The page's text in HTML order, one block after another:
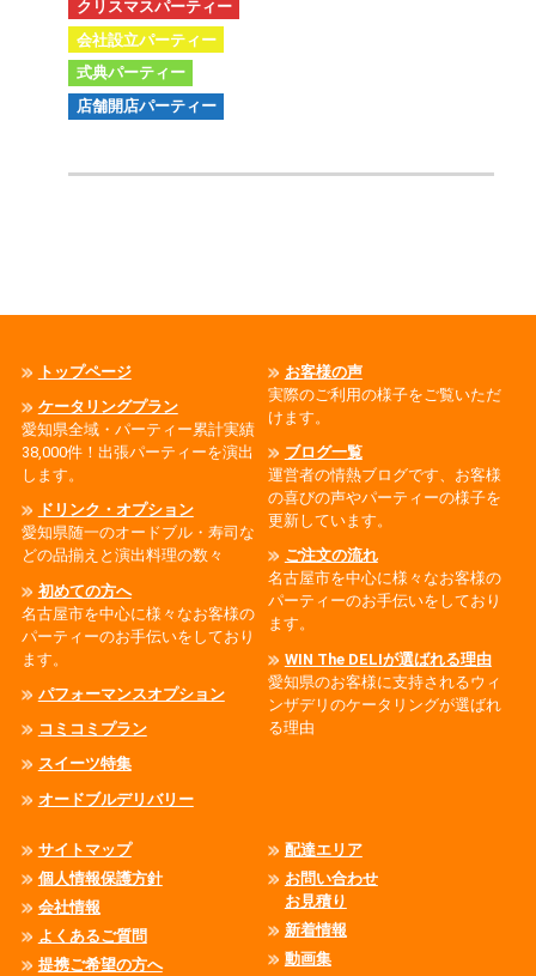
クリスマスパーティー
会社設立パーティー
式典パーティー
店舗開店パーティー
トップページ
ケータリングプラン
愛知県全域・パーティー累計実績
38,000件！出張パーティーを演出
します。
ドリンク・オプション
愛知県随一のオードブル・寿司な
どの品揃えと演出料理の数々
初めての方へ
名古屋市を中心に様々なお客様の
パーティーのお手伝いをしており
ます。
パフォーマンスオプション
コミコミプラン
スイーツ特集
オードブルデリバリー
お客様の声
実際のご利用の様子をご覧いただ
けます。
ブログ一覧
運営者の情熱ブログです、お客様
の喜びの声やパーティーの様子を
更新しています。
ご注文の流れ
名古屋市を中心に様々なお客様の
パーティーのお手伝いをしており
ます。
WIN The DELIが選ばれる理由
愛知県のお客様に支持されるウィ
ンザデリのケータリングが選ばれ
る理由
サイトマップ
個人情報保護方針
会社情報
よくあるご質問
提携ご希望の方へ
配達エリア
お問い合わせ
お見積り
新着情報
動画集